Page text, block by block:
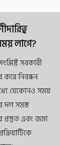
লাগে?
সরকারী
করে নিবন্ধন
যেকোনও সময়
দল সমস্ত
প্রস্তুত এবং জমা